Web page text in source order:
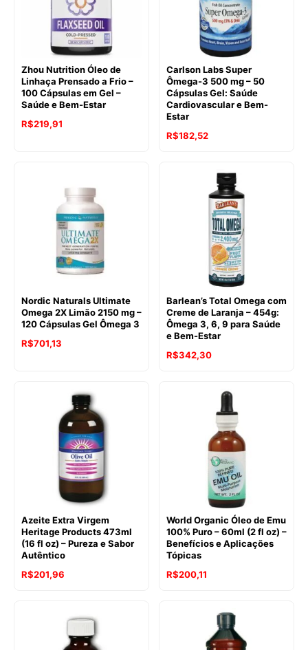
Zhou Nutrition Óleo de
Linhaça Prensado a Frio –
100 Cápsulas em Gel –
Saúde e Bem-Estar
R$219,91
Carlson Labs Super
Ômega-3 500 mg – 50
Cápsulas Gel: Saúde
Cardiovascular e Bem-
Estar
R$182,52
Nordic Naturals Ultimate
Omega 2X Limão 2150 mg –
120 Cápsulas Gel Ômega 3
R$701,13
Barlean’s Total Omega com
Creme de Laranja – 454g:
Ômega 3, 6, 9 para Saúde
e Bem-Estar
R$342,30
Azeite Extra Virgem
Heritage Products 473ml
(16 fl oz) – Pureza e Sabor
Autêntico
R$201,96
World Organic Óleo de Emu
100% Puro – 60ml (2 fl oz) –
Benefícios e Aplicações
Tópicas
R$200,11